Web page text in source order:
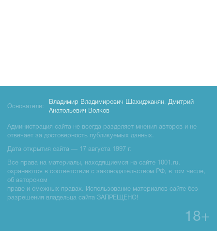
Основатели:
Владимир Владимирович Шахиджанян, Дмитрий
Анатольевич Волков
Администрация сайта не всегда разделяет мнения авторов и не
отвечает за достоверность публикуемых данных.
Дата открытия сайта — 17 августа 1997 г.
Все права на материалы, находящиемся на сайте 1001.ru,
охраняются в соответствии с законодательством РФ, в том числе,
об авторском
праве и смежных правах. Использование материалов сайте без
разрешения владельца сайта ЗАПРЕЩЕНО!
18+